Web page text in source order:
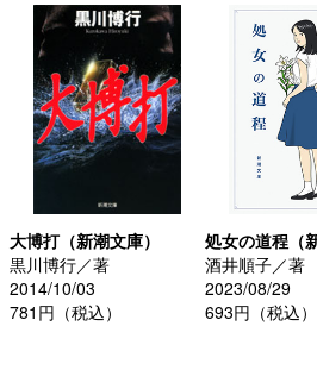
大博打（新潮文庫）
黒川博行／著
2014/10/03
781円（税込）
処女の道程（
酒井順子／著
2023/08/29
693円（税込）